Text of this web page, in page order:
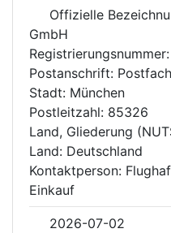
Offizielle
GmbH
Postanschrift:
Stadt: München
Postleitzahl: 85326
Land, Gliederung
Land: Deutschland
Kontaktperson:
Einkauf
2026-07-02